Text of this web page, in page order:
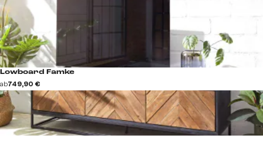
Lowboard Famke
ab749,90 €